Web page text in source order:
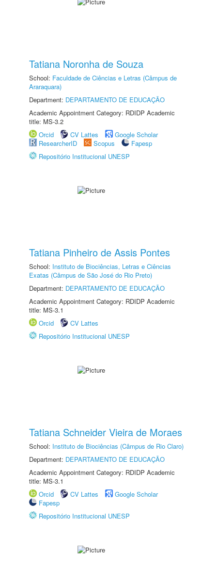
Tatiana Noronha de Souza
School: Faculdade de Ciências e Letras (Câmpus de
Araraquara)
Department: DEPARTAMENTO DE EDUCAÇÃO
Academic Appointment Category: RDIDP Academic
title: MS-3.2
Orcid
CV Lattes
Google Scholar
ResearcherID
Scopus
Fapesp
Repositório Institucional UNESP
Tatiana Pinheiro de Assis Pontes
School: Instituto de Biociências, Letras e Ciências
Exatas (Câmpus de São José do Rio Preto)
Department: DEPARTAMENTO DE EDUCAÇÃO
Academic Appointment Category: RDIDP Academic
title: MS-3.1
Orcid
CV Lattes
Repositório Institucional UNESP
Tatiana Schneider Vieira de Moraes
School: Instituto de Biociências (Câmpus de Rio Claro)
Department: DEPARTAMENTO DE EDUCAÇÃO
Academic Appointment Category: RDIDP Academic
title: MS-3.1
Orcid
CV Lattes
Google Scholar
Fapesp
Repositório Institucional UNESP